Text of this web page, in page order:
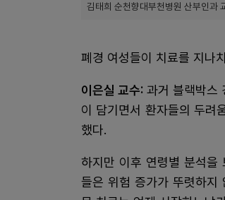
김태희 순천향대부천병원 산부인과
폐경 여성들이 치료를 지나
이은실 교수: 과거 블랙박스
이 담기면서 환자들의 두려
했다.
하지만 이후 연령별 분석을
들은 위험 증가가 뚜렷하지